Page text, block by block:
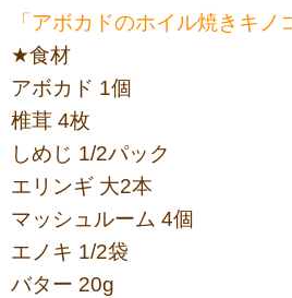
「アボカドのホイル焼きキノ
★食材
アボカド 1個
椎茸 4枚
しめじ 1/2パック
エリンギ 大2本
マッシュルーム 4個
エノキ 1/2袋
バター 20g